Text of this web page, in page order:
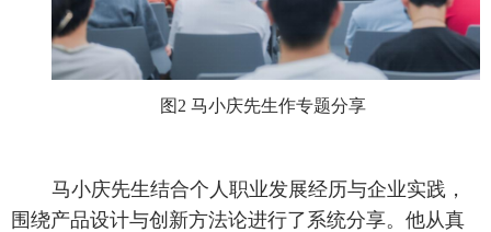
图2 马小庆先生作专题分享
马小庆先生结合个人职业发展经历与企业实践，
围绕产品设计与创新方法论进行了系统分享。他从真